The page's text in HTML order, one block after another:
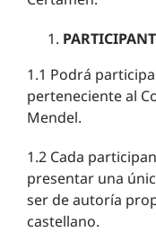
1.1 Podrá
perteneciente al
Mendel.
1.2 Cada
presentar una
ser de autoría
castellano.